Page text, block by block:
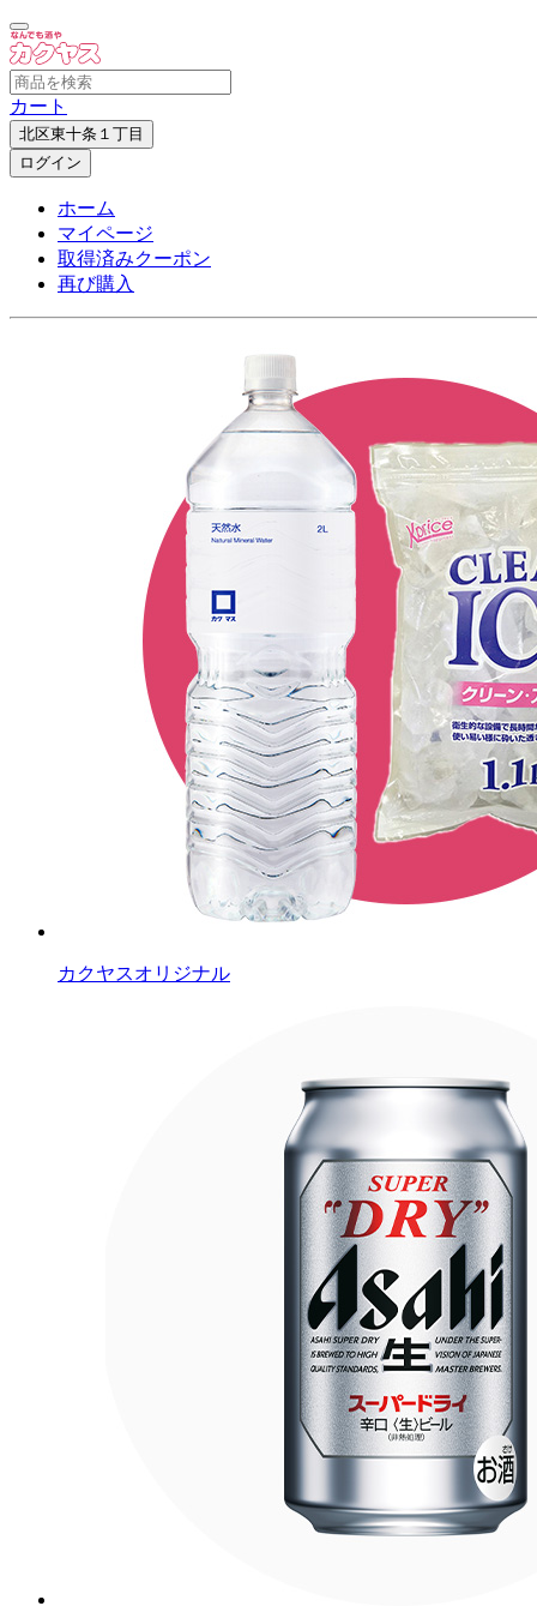
カート
北区東十条１丁目
ログイン
ホーム
マイページ
取得済みクーポン
再び購入
カクヤスオリジナル